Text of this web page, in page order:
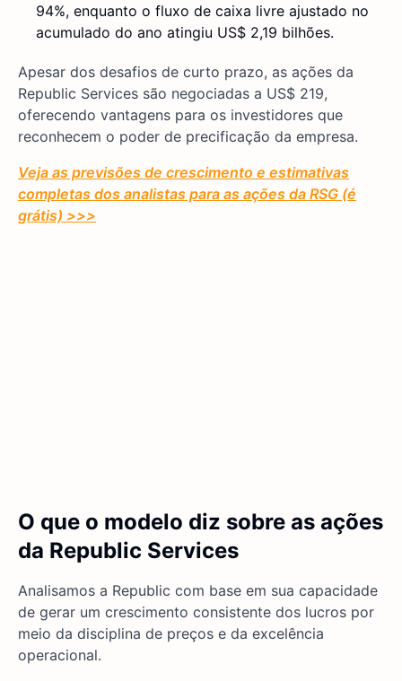
94%, enquanto o fluxo de caixa livre ajustado no
acumulado do ano atingiu US$ 2,19 bilhões.
Apesar dos desafios de curto prazo, as ações da
Republic Services são negociadas a US$ 219,
oferecendo vantagens para os investidores que
reconhecem o poder de precificação da empresa.
Veja as previsões de crescimento e estimativas
completas dos analistas para as ações da RSG (é
grátis) >>>
O que o modelo diz sobre as ações
da Republic Services
Analisamos a Republic com base em sua capacidade
de gerar um crescimento consistente dos lucros por
meio da disciplina de preços e da excelência
operacional.